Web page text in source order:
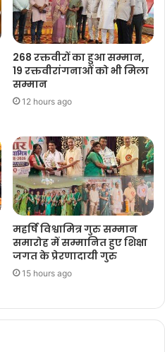
268 रक्तवीरों का हुआ सम्मान,
19 रक्तवीरांगनाओं को भी मिला
सम्मान
12 hours ago
महर्षि विश्वामित्र गुरु सम्मान
समारोह में सम्मानित हुए शिक्षा
जगत के प्रेरणादायी गुरु
15 hours ago